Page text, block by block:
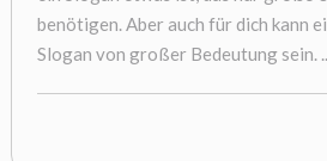
benötigen. Aber auch für dich kann
Slogan von großer Bedeutung sein.